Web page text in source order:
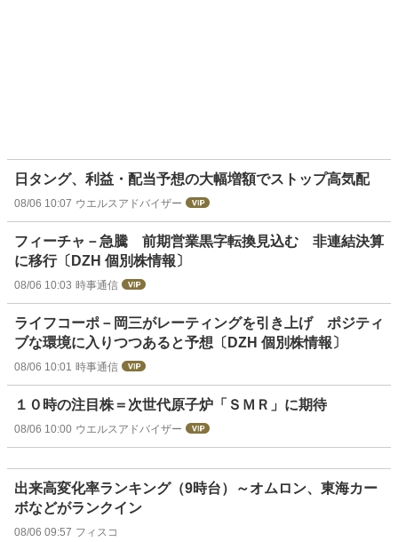
日タング、利益・配当予想の大幅増額でストップ高気配
08/06 10:07 ウエルスアドバイザー
フィーチャ－急騰 前期営業黒字転換見込む 非連結決算
に移行〔DZH 個別株情報〕
08/06 10:03 時事通信
ライフコーポ－岡三がレーティングを引き上げ ポジティ
ブな環境に入りつつあると予想〔DZH 個別株情報〕
08/06 10:01 時事通信
１０時の注目株＝次世代原子炉「ＳＭＲ」に期待
08/06 10:00 ウエルスアドバイザー
出来高変化率ランキング（9時台）～オムロン、東海カー
ボなどがランクイン
08/06 09:57 フィスコ